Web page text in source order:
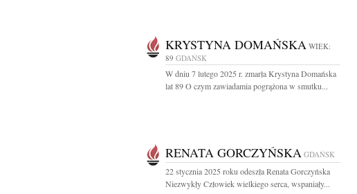
KRYSTYNA DOMAŃSKA WIEK:
89 GDAŃSK
W dniu 7 lutego 2025 r. zmarła Krystyna Domańska
lat 89 O czym zawiadamia pogrążona w smutku...
RENATA GORCZYŃSKA GDAŃSK
22 stycznia 2025 roku odeszła Renata Gorczyńska
Niezwykły Człowiek wielkiego serca, wspaniały...